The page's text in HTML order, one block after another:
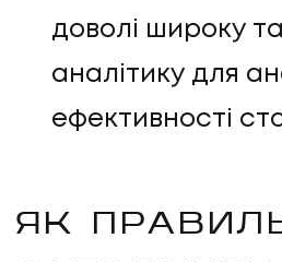
доволі широку
аналітику для
ефективності
ЯК